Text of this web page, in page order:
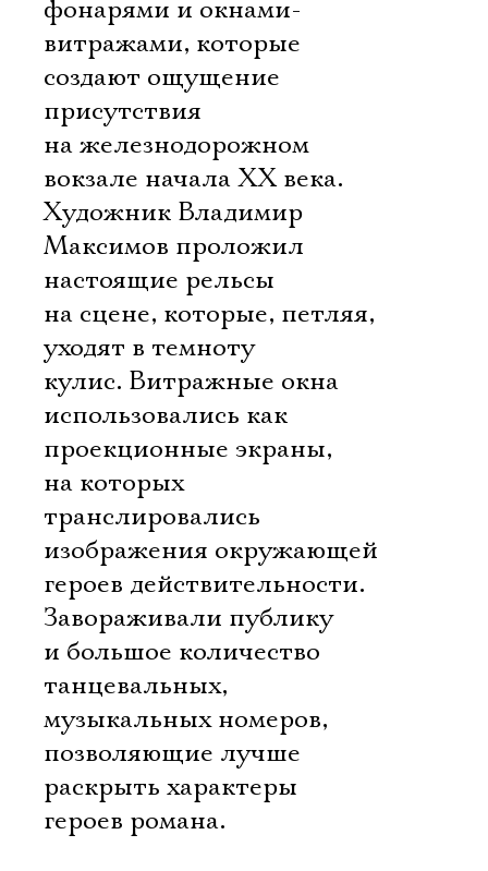
фонарями и окнами-
витражами, которые
создают ощущение
присутствия
на железнодорожном
вокзале начала XX века.
Художник Владимир
Максимов проложил
настоящие рельсы
на сцене, которые, петляя,
уходят в темноту
кулис. Витражные окна
использовались как
проекционные экраны,
на которых
транслировались
изображения окружающей
героев действительности.
Завораживали публику
и большое количество
танцевальных,
музыкальных номеров,
позволяющие лучше
раскрыть характеры
героев романа.